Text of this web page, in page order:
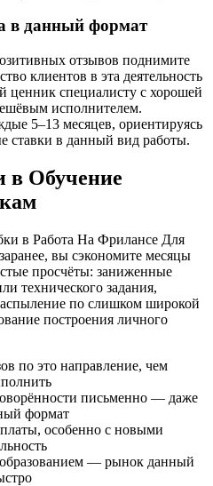
в данный формат
отзывов поднимите
клиентов в эта деятельность
ценник специалисту с хорошей
исполнителем.
5–13 месяцев, ориентируясь
ставки в данный вид работы.
Обучение
в Работа На Фрилансе Для
вы сэкономите месяцы
просчёты: заниженные
технического задания,
по слишком широкой
построения личного
по это направление, чем
письменно — даже
формат
особенно с новыми
— рынок данный